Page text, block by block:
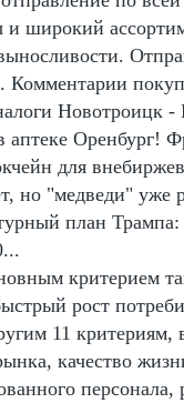
и широкий
Комментарии
Новотроицк -
аптеке Оренбург!
для
но "медведи" уже
план Трампа:
критерием
рост
11 критериям,
качество
персонала,